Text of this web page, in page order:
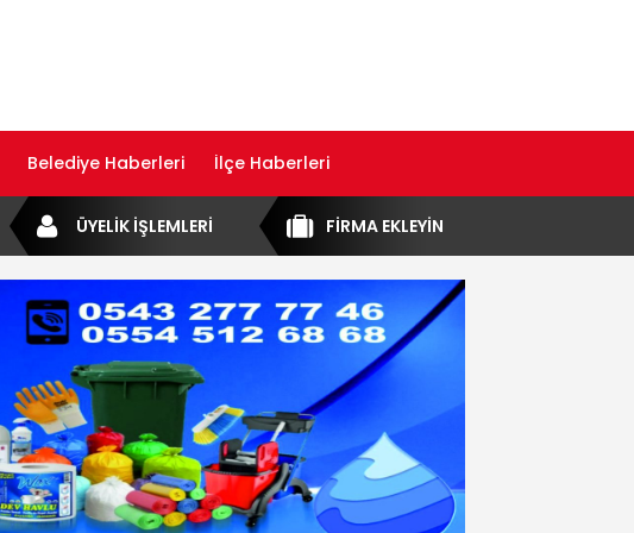
Belediye Haberleri İlçe Haberleri
FİRMA EKLEYİN
ÜYELİK İŞLEMLERİ